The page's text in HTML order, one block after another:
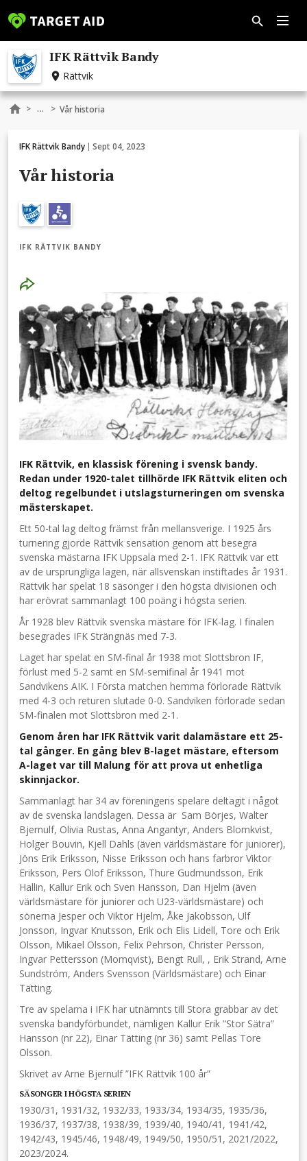
IFK Rättvik Bandy
Rättvik
> ... > Vår historia
IFK Rättvik Bandy Sept 04, 2023
Vår historia
IFK RÄTTVIK BANDY
IFK Rättvik, en klassisk förening i svensk bandy.
Redan under 1920-talet tillhörde IFK Rättvik eliten och
deltog regelbundet i utslagsturneringen om svenska
mästerskapet.
Ett 50-tal lag deltog främst från mellansverige. I 1925 års
turnering gjorde Rättvik sensation genom att besegra
svenska mästarna IFK Uppsala med 2-1. IFK Rättvik var ett
av de ursprungliga lagen, när allsvenskan instiftades år 1931.
Rättvik har spelat 18 säsonger i den högsta divisionen och
har erövrat sammanlagt 100 poäng i högsta serien.
År 1928 blev Rättvik svenska mästare för IFK-lag. I finalen
besegrades IFK Strängnäs med 7-3.
Laget har spelat en SM-final år 1938 mot Slottsbron IF,
förlust med 5-2 samt en SM-semifinal år 1941 mot
Sandvikens AIK. I Första matchen hemma förlorade Rättvik
med 4-3 och returen slutade 0-0. Sandviken förlorade sedan
SM-finalen mot Slottsbron med 2-1.
Genom åren har IFK Rättvik varit dalamästare ett 25-
tal gånger. En gång blev B-laget mästare, eftersom
A-laget var till Malung för att prova ut enhetliga
skinnjackor.
Sammanlagt har 34 av föreningens spelare deltagit i något
av de svenska landslagen. Dessa är Sam Börjes, Walter
Bjernulf, Olivia Rustas, Anna Angantyr, Anders Blomkvist,
Holger Bouvin, Kjell Dahls (även världsmästare för juniorer),
Jöns Erik Eriksson, Nisse Eriksson och hans farbror Viktor
Eriksson, Pers Olof Eriksson, Thure Gudmundsson, Erik
Hallin, Kallur Erik och Sven Hansson, Dan Hjelm (även
världsmästare för juniorer och U23-världsmästare) och
sönerna Jesper och Viktor Hjelm, Åke Jakobsson, Ulf
Jonsson, Ingvar Knutsson, Erik och Elis Lidell, Tore och Erik
Olsson, Mikael Olsson, Felix Pehrson, Christer Persson,
Ingvar Pettersson (Momqvist), Bengt Rull, , Erik Strand, Arne
Sundström, Anders Svensson (Världsmästare) och Einar
Tätting.
Tre av spelarna i IFK har utnämnts till Stora grabbar av det
svenska bandyförbundet, nämligen Kallur Erik ”Stor Sätra”
Hansson (nr 22), Einar Tätting (nr 36) samt Pellas Tore
Olsson.
Skrivet av Arne Bjernulf ”IFK Rättvik 100 år”
SÄSONGER I HÖGSTA SERIEN
1930/31, 1931/32, 1932/33, 1933/34, 1934/35, 1935/36,
1936/37, 1937/38, 1938/39, 1939/40, 1940/41, 1941/42,
1942/43, 1945/46, 1948/49, 1949/50, 1950/51, 2021/2022,
2023/2024.